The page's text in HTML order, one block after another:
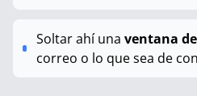
Soltar ahí unaventana
correo o lo que sea de